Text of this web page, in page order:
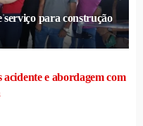
para construção
e abordagem com